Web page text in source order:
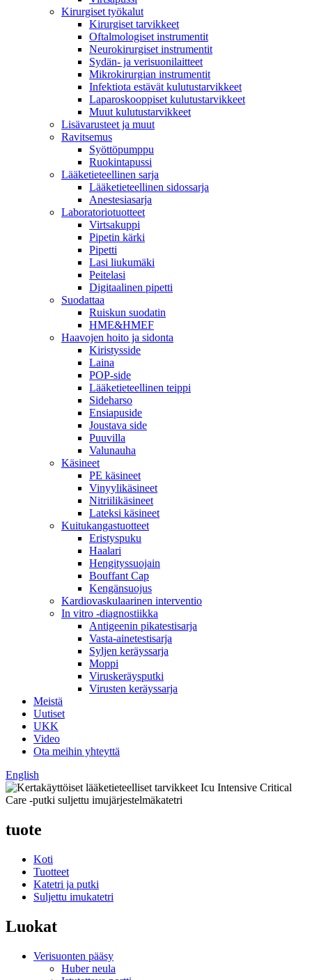
Kirurgiset työkalut
Kirurgiset tarvikkeet
Oftalmologiset instrumentit
Neurokirurgiset instrumentit
Sydän- ja verisuonilaitteet
Mikrokirurgian instrumentit
Infektiota estävät kulutustarvikkeet
Laparoskooppiset kulutustarvikkeet
Muut kulutustarvikkeet
Lisävarusteet ja muut
Ravitsemus
Syöttöpumppu
Ruokintapussi
Lääketieteellinen sarja
Lääketieteellinen sidossarja
Anestesiasarja
Laboratoriotuotteet
Virtsakuppi
Pipetin kärki
Pipetti
Lasi liukumäki
Peitelasi
Digitaalinen pipetti
Suodattaa
Ruiskun suodatin
HME&HMEF
Haavojen hoito ja sidonta
Kiristysside
Laina
POP-side
Lääketieteellinen teippi
Sideharso
Ensiapuside
Joustava side
Puuvilla
Valunauha
Käsineet
PE käsineet
Vinyylikäsineet
Nitriilikäsineet
Lateksi käsineet
Kuitukangastuotteet
Eristyspuku
Haalari
Hengityssuojain
Bouffant Cap
Kengänsuojus
Kardiovaskulaarinen interventio
In vitro -diagnostiikka
Antigeenin pikatestisarja
Vasta-ainetestisarja
Syljen keräyssarja
Moppi
Viruskeräysputki
Virusten keräyssarja
Meistä
Uutiset
UKK
Video
Ota meihin yhteyttä
English
tuote
Koti
Tuotteet
Katetri ja putki
Suljettu imukatetri
Luokat
Verisuonten pääsy
Huber neula